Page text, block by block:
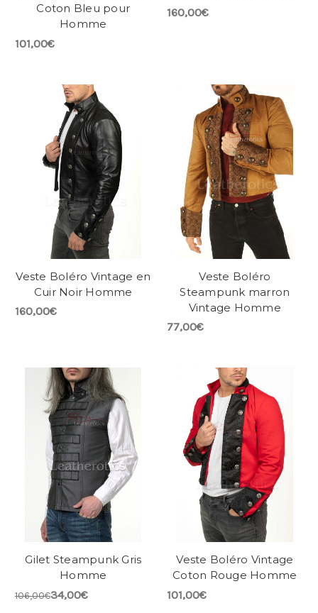
Coton Bleu pour
Homme
101,00€
160,00€
Veste Boléro Vintage en
Cuir Noir Homme
160,00€
Veste Boléro
Steampunk marron
Vintage Homme
77,00€
Gilet Steampunk Gris
Homme
106,00€34,00€
Veste Boléro Vintage
Coton Rouge Homme
101,00€